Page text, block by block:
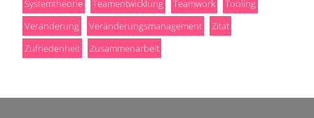
Systemtheorie
Teamentwicklung Teamwork
Tooling
Veränderung
Veränderungsmanagement
Zitat
Zufriedenheit
Zusammenarbeit